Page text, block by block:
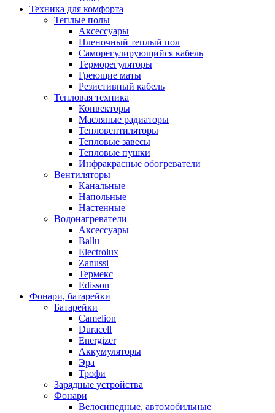
Техника для комфорта
Теплые полы
Аксессуары
Пленочный теплый пол
Саморегулирующийся кабель
Терморегуляторы
Греющие маты
Резистивный кабель
Тепловая техника
Конвекторы
Масляные радиаторы
Тепловентиляторы
Тепловые завесы
Тепловые пушки
Инфракрасные обогреватели
Вентиляторы
Канальные
Напольные
Настенные
Водонагреватели
Аксессуары
Ballu
Electrolux
Zanussi
Термекс
Edisson
Фонари, батарейки
Батарейки
Camelion
Duracell
Energizer
Аккумуляторы
Эра
Трофи
Зарядные устройства
Фонари
Велосипедные, автомобильные